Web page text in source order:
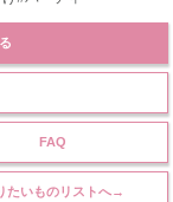
FAQ
たいものリストへ→